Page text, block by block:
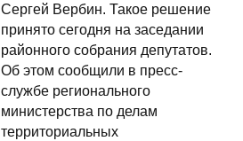
Сергей Вербин. Такое решение
принято сегодня на заседании
районного собрания депутатов.
Об этом сообщили в пресс-
службе регионального
министерства по делам
территориальных